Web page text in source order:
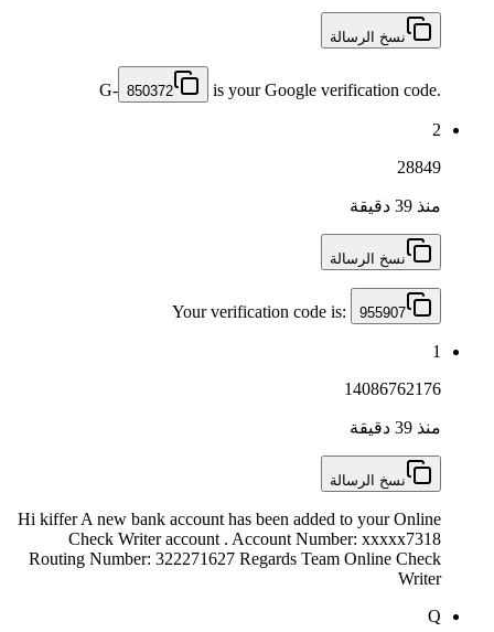
نسخ الرسالة
G- 850372 is your Google verification code.
2
28849
منذ 39 دقيقة
نسخ الرسالة
Your verification code is: 955907
1
14086762176
منذ 39 دقيقة
نسخ الرسالة
Hi kiffer A new bank account has been added to your Online
Check Writer account . Account Number: xxxxx7318
Routing Number: 322271627 Regards Team Online Check
Writer
Q